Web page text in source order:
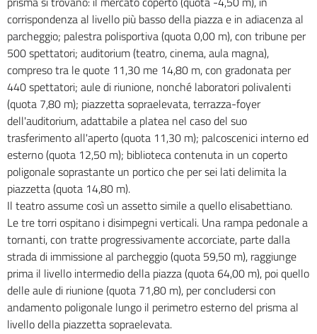
corrispondenza al livello più basso della piazza e in adiacenza al
parcheggio; palestra polisportiva (quota 0,00 m), con tribune per
500 spettatori; auditorium (teatro, cinema, aula magna),
compreso tra le quote 11,30 me 14,80 m, con gradonata per
440 spettatori; aule di riunione, nonché laboratori polivalenti
(quota 7,80 m); piazzetta sopraelevata, terrazza-foyer
dell'auditorium, adattabile a platea nel caso del suo
trasferimento all'aperto (quota 11,30 m); palcoscenici interno ed
esterno (quota 12,50 m); biblioteca contenuta in un coperto
poligonale soprastante un portico che per sei lati delimita la
piazzetta (quota 14,80 m).
Il teatro assume così un assetto simile a quello elisabettiano.
Le tre torri ospitano i disimpegni verticali. Una rampa pedonale a
tornanti, con tratte progressivamente accorciate, parte dalla
strada di immissione al parcheggio (quota 59,50 m), raggiunge
prima il livello intermedio della piazza (quota 64,00 m), poi quello
delle aule di riunione (quota 71,80 m), per concludersi con
andamento poligonale lungo il perimetro esterno del prisma al
livello della piazzetta sopraelevata.